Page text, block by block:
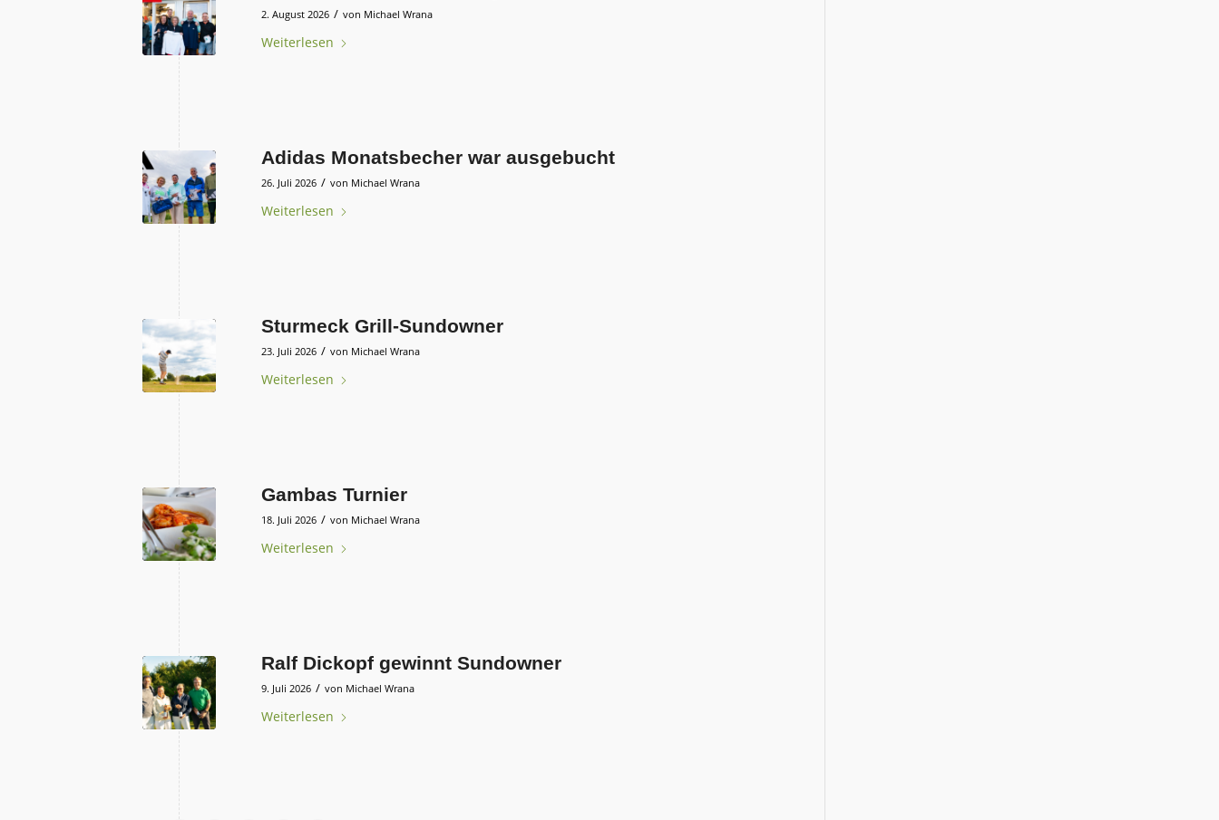
2. August 2026 / von Michael Wrana
Weiterlesen
Adidas Monatsbecher war ausgebucht
26. Juli 2026 / von Michael Wrana
Weiterlesen
Sturmeck Grill-Sundowner
23. Juli 2026 / von Michael Wrana
Weiterlesen
Gambas Turnier
18. Juli 2026 / von Michael Wrana
Weiterlesen
Ralf Dickopf gewinnt Sundowner
9. Juli 2026 / von Michael Wrana
Weiterlesen